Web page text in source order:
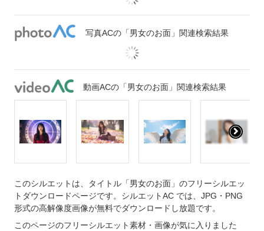
写真ACの「男女のお面」関連検索結果
動画ACの「男女のお面」関連検索結果
このシルエットは、タイトル「男女のお面」のフリーシルエッ
トダウンロードページです。シルエットAC では、JPG・PNG
形式の高解像度画像が無料でダウンロードし放題です。
このページのフリーシルエット素材・画像が気に入りました